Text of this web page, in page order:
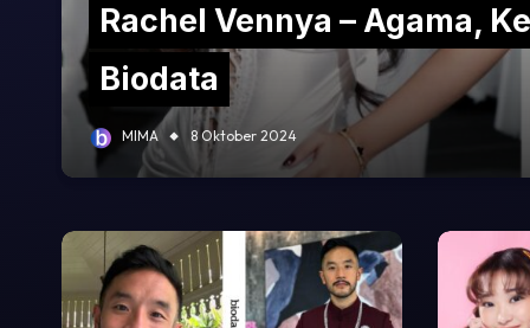
Rachel Vennya – Agama,
Biodata
MIMA 8 Oktober 2024